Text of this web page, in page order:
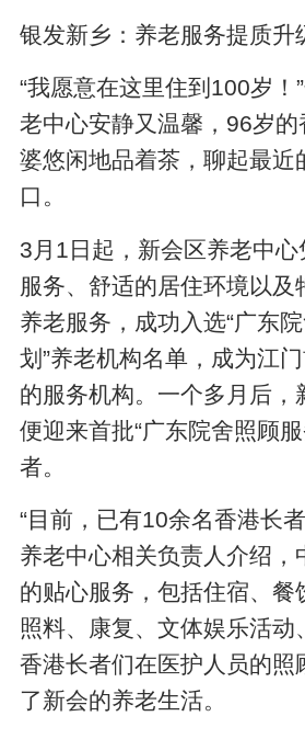
银发新乡：养老服务提质升
“我愿意在这里住到100岁！
老中心安静又温馨，96岁
婆悠闲地品着茶，聊起最近
口。
3月1日起，新会区养老中
服务、舒适的居住环境以及
养老服务，成功入选“广东
划”养老机构名单，成为江
的服务机构。一个多月后，
便迎来首批“广东院舍照顾
者。
“目前，已有10余名香港长
养老中心相关负责人介绍，
的贴心服务，包括住宿、餐
照料、康复、文体娱乐活动
香港长者们在医护人员的照
了新会的养老生活。